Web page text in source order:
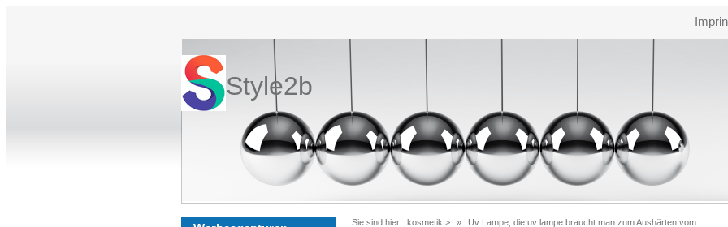
Style2b
Sie sind hier : kosmetik >
Uv Lampe, die uv lampe braucht man zum Aushärten vom